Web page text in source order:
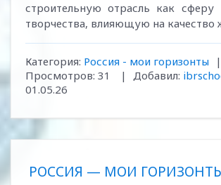
строительную отрасль как сферу
творчества, влияющую на качество
Категория: Россия - мои горизонты
|
Просмотров: 31 | Добавил:
01.05.26
РОССИЯ — МОИ